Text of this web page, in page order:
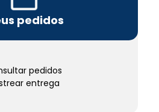
pedidos
pedidos
entrega